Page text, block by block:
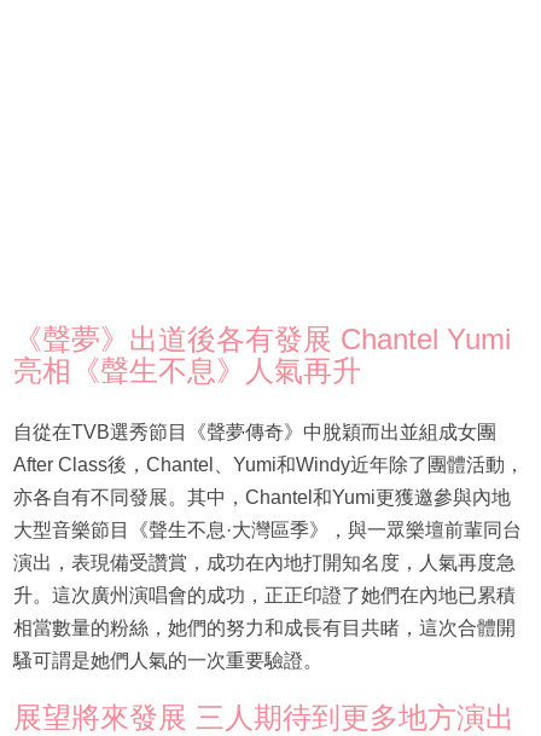
《聲夢》出道後各有發展 Chantel Yumi
亮相《聲生不息》人氣再升
自從在TVB選秀節目《聲夢傳奇》中脫穎而出並組成女團
After Class後，Chantel、Yumi和Windy近年除了團體活動，
亦各自有不同發展。其中，Chantel和Yumi更獲邀參與內地
大型音樂節目《聲生不息·大灣區季》，與一眾樂壇前輩同台
演出，表現備受讚賞，成功在內地打開知名度，人氣再度急
升。這次廣州演唱會的成功，正正印證了她們在內地已累積
相當數量的粉絲，她們的努力和成長有目共睹，這次合體開
騷可謂是她們人氣的一次重要驗證。
展望將來發展 三人期待到更多地方演出